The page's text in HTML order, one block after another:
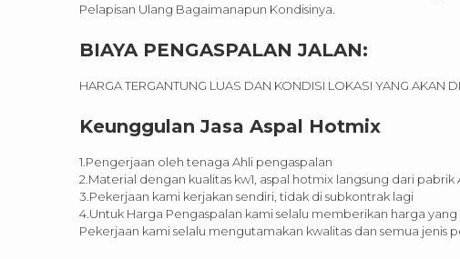
Pelapisan Ulang Bagaimanapun Kondisinya.
BIAYA PENGASPALAN JALAN:
HARGA TERGANTUNG LUAS DAN KONDISI LOKASI YANG AKAN
Keunggulan Jasa Aspal Hotmix
1.Pengerjaan oleh tenaga Ahli pengaspalan
2.Material dengan kualitas kw1, aspal hotmix langsung dari pabrik
3.Pekerjaan kami kerjakan sendiri, tidak di subkontrak lagi
4.Untuk Harga Pengaspalan kami selalu memberikan harga
Pekerjaan kami selalu mengutamakan kwalitas dan semua jenis